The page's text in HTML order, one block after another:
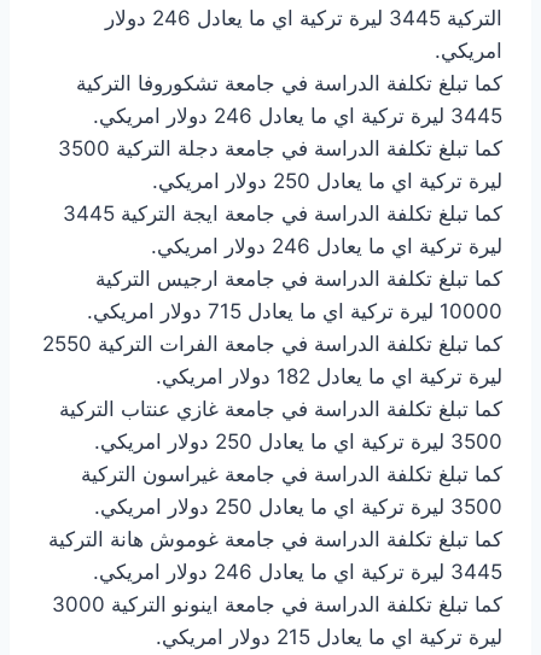
التركية 3445 ليرة تركية اي ما يعادل 246 دولار
امريكي.
كما تبلغ تكلفة الدراسة في جامعة تشكوروفا التركية
3445 ليرة تركية اي ما يعادل 246 دولار امريكي.
كما تبلغ تكلفة الدراسة في جامعة دجلة التركية 3500
ليرة تركية اي ما يعادل 250 دولار امريكي.
كما تبلغ تكلفة الدراسة في جامعة ايجة التركية 3445
ليرة تركية اي ما يعادل 246 دولار امريكي.
كما تبلغ تكلفة الدراسة في جامعة ارجيس التركية
10000 ليرة تركية اي ما يعادل 715 دولار امريكي.
كما تبلغ تكلفة الدراسة في جامعة الفرات التركية 2550
ليرة تركية اي ما يعادل 182 دولار امريكي.
كما تبلغ تكلفة الدراسة في جامعة غازي عنتاب التركية
3500 ليرة تركية اي ما يعادل 250 دولار امريكي.
كما تبلغ تكلفة الدراسة في جامعة غيراسون التركية
3500 ليرة تركية اي ما يعادل 250 دولار امريكي.
كما تبلغ تكلفة الدراسة في جامعة غوموش هانة التركية
3445 ليرة تركية اي ما يعادل 246 دولار امريكي.
كما تبلغ تكلفة الدراسة في جامعة اينونو التركية 3000
ليرة تركية اي ما يعادل 215 دولار امريكي.